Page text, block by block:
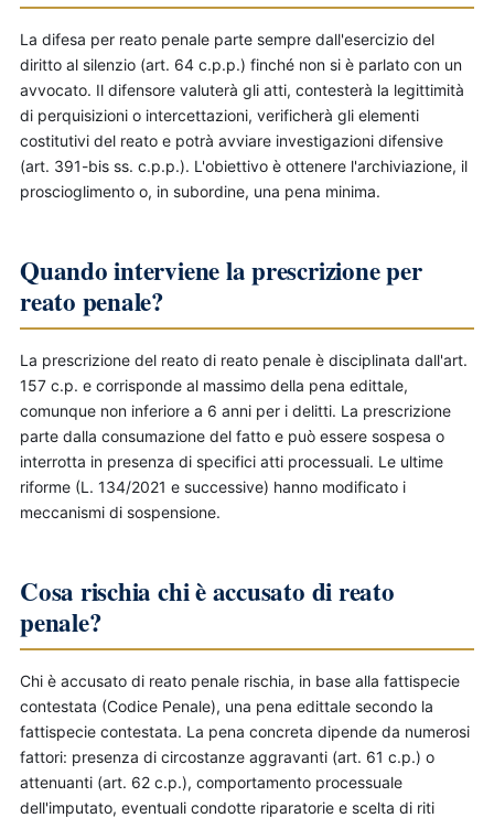
La difesa per reato penale parte sempre dall'esercizio del
diritto al silenzio (art. 64 c.p.p.) finché non si è parlato con un
avvocato. Il difensore valuterà gli atti, contesterà la legittimità
di perquisizioni o intercettazioni, verificherà gli elementi
costitutivi del reato e potrà avviare investigazioni difensive
(art. 391-bis ss. c.p.p.). L'obiettivo è ottenere l'archiviazione, il
proscioglimento o, in subordine, una pena minima.
Quando interviene la prescrizione per
reato penale?
La prescrizione del reato di reato penale è disciplinata dall'art.
157 c.p. e corrisponde al massimo della pena edittale,
comunque non inferiore a 6 anni per i delitti. La prescrizione
parte dalla consumazione del fatto e può essere sospesa o
interrotta in presenza di specifici atti processuali. Le ultime
riforme (L. 134/2021 e successive) hanno modificato i
meccanismi di sospensione.
Cosa rischia chi è accusato di reato
penale?
Chi è accusato di reato penale rischia, in base alla fattispecie
contestata (Codice Penale), una pena edittale secondo la
fattispecie contestata. La pena concreta dipende da numerosi
fattori: presenza di circostanze aggravanti (art. 61 c.p.) o
attenuanti (art. 62 c.p.), comportamento processuale
dell'imputato, eventuali condotte riparatorie e scelta di riti